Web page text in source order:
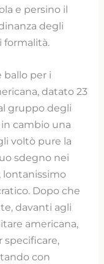
e persino il
degli
formalità.
ballo per i
datato 23
gruppo degli
cambio una
voltò pure la
sdegno nei
lontanissimo
Dopo che
davanti agli
americana,
specificare,
con